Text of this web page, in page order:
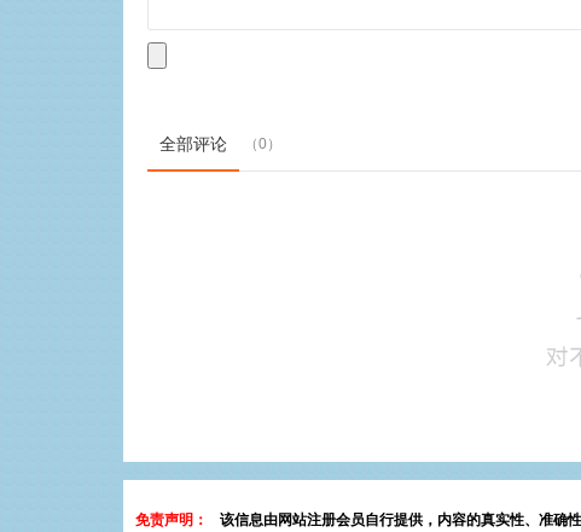
全部评论 （0）
免责声明： 该信息由网站注册会员自行提供，内容的真实性、准确